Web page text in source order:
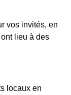
vos invités, en
lieu à des
locaux en